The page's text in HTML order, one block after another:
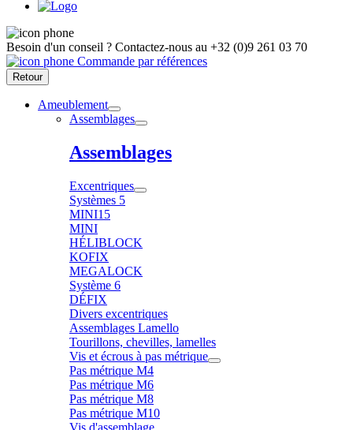
Besoin d'un conseil ? Contactez-nous au +32 (0)9 261 03 70
Commande par références
Retour
Ameublement
Assemblages
Assemblages
Excentriques
Systèmes 5
MINI15
MINI
HÉLIBLOCK
KOFIX
MEGALOCK
Système 6
DÉFIX
Divers excentriques
Assemblages Lamello
Tourillons, chevilles, lamelles
Vis et écrous à pas métrique
Pas métrique M4
Pas métrique M6
Pas métrique M8
Pas métrique M10
Vis d'assemblage